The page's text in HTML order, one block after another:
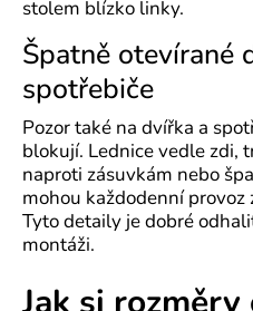
stolem blízko linky.
Špatně otevírané
spotřebiče
Pozor také na dvířka a
blokují. Lednice vedle zdi,
naproti zásuvkám nebo
mohou každodenní
Tyto detaily je dobré
montáži.